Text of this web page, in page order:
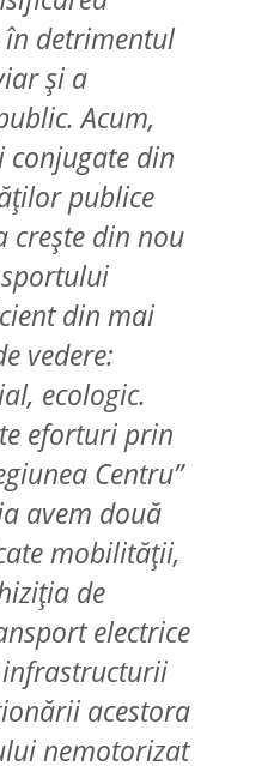
detrimentul
și a
Acum,
conjugate din
publice
crește din nou
din mai
vedere:
ecologic.
eforturi prin
Centru”
avem două
mobilității,
de
electrice
acestora
nemotorizat